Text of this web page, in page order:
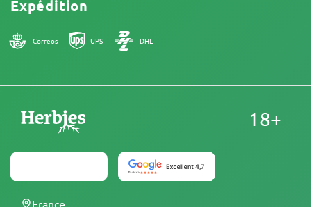
Expédition
Correos UPS DHL
18+
France